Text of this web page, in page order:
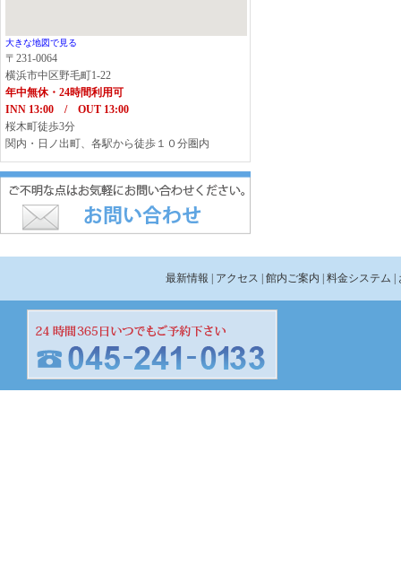
大きな地図で見る
〒231-0064
横浜市中区野毛町1-22
年中無休・24時間利用可
INN 13:00 / OUT 13:00
桜木町徒歩3分
関内・日ノ出町、各駅から徒歩１０分圏内
最新情報 | アクセス | 館内ご案内 | 料金システム